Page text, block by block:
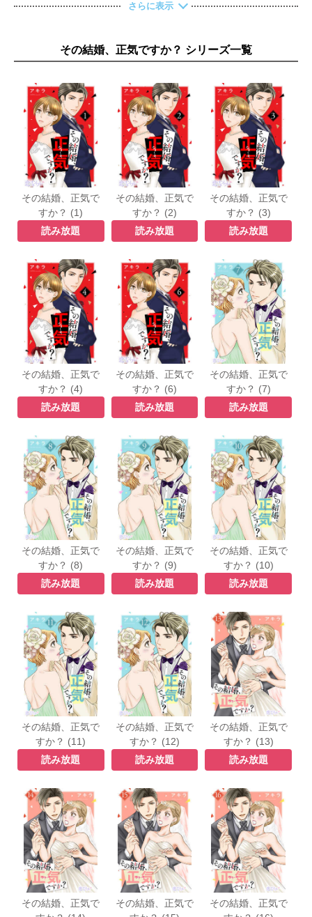
さらに表示
その結婚、正気ですか？ シリーズ一覧
その結婚、正気で
すか？ (1)
読み放題
その結婚、正気で
すか？ (2)
読み放題
その結婚、正気で
すか？ (3)
読み放題
その結婚、正気で
すか？ (4)
読み放題
その結婚、正気で
すか？ (6)
読み放題
その結婚、正気で
すか？ (7)
読み放題
その結婚、正気で
すか？ (8)
読み放題
その結婚、正気で
すか？ (9)
読み放題
その結婚、正気で
すか？ (10)
読み放題
その結婚、正気で
すか？ (11)
読み放題
その結婚、正気で
すか？ (12)
読み放題
その結婚、正気で
すか？ (13)
読み放題
その結婚、正気で
その結婚、正気で
その結婚、正気で